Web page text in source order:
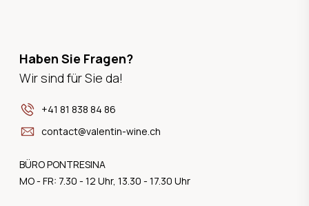
Haben Sie Fragen?
Wir sind für Sie da!
+41 81 838 84 86
contact@valentin-wine.ch
BÜRO PONTRESINA
MO - FR: 7.30 - 12 Uhr, 13.30 - 17.30 Uhr